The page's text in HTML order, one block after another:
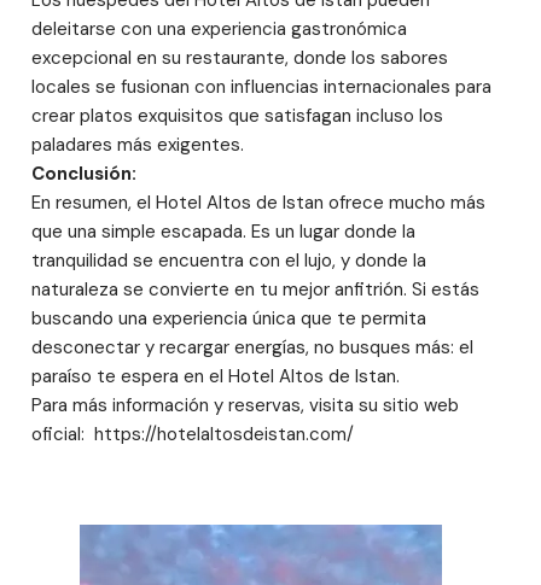
deleitarse con una experiencia gastronómica
excepcional en su restaurante, donde los sabores
locales se fusionan con influencias internacionales para
crear platos exquisitos que satisfagan incluso los
paladares más exigentes.
Conclusión:
En resumen, el Hotel Altos de Istan ofrece mucho más
que una simple escapada. Es un lugar donde la
tranquilidad se encuentra con el lujo, y donde la
naturaleza se convierte en tu mejor anfitrión. Si estás
buscando una experiencia única que te permita
desconectar y recargar energías, no busques más: el
paraíso te espera en el Hotel Altos de Istan.
Para más información y reservas, visita su sitio web
oficial: https://hotelaltosdeistan.com/